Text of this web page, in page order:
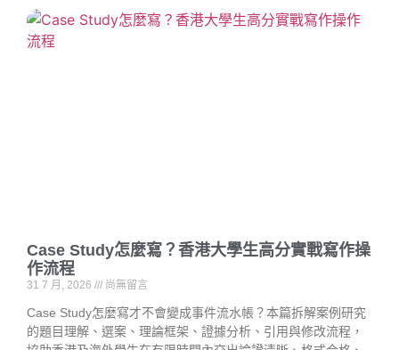
Case Study怎麼寫？香港大學生高分實戰寫作操
作流程
31 7 月, 2026 尚無留言
Case Study怎麼寫才不會變成事件流水帳？本篇拆解案例研究
的題目理解、選案、理論框架、證據分析、引用與修改流程，